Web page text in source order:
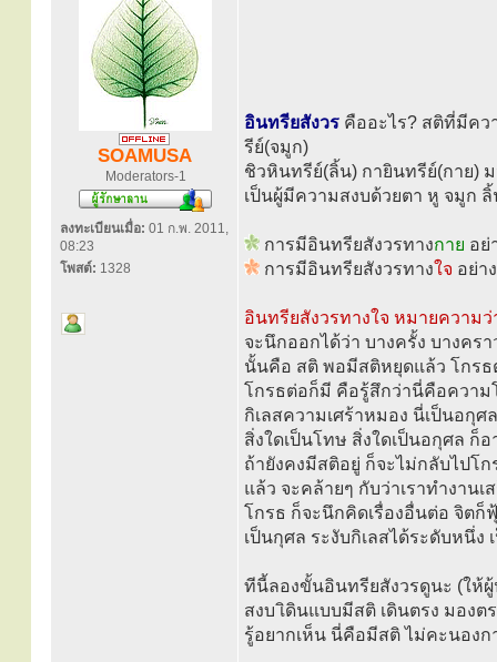
SOAMUSA
Moderators-1
ลงทะเบียนเมื่อ: 01 ก.พ. 2011,
08:23
โพสต์: 1328
อินทรียสังวร คืออะไร? สติที่มีค
รีย์(จมูก)
ชิวหินทรีย์(ลิ้น) กายินทรีย์(กาย)
เป็นผู้มีความสงบด้วยตา หู จมูก
การมีอินทรียสังวรทางกาย อย่
การมีอินทรียสังวรทางใจ อย่า
อินทรียสังวรทางใจ หมายความ
จะนึกออกได้ว่า บางครั้ง บางค
นั้นคือ สติ พอมีสติหยุดแล้ว โกรธ
โกรธต่อก็มี คือรู้สึกว่านี่คือควา
กิเลสความเศร้าหมอง นี่เป็นอกุ
สิ่งใดเป็นโทษ สิ่งใดเป็นอกุศล
ถ้ายังคงมีสติอยู่ ก็จะไม่กลับไปโ
แล้ว จะคล้ายๆ กับว่าเราทำงาน
โกรธ ก็จะนึกคิดเรื่องอื่นต่อ จิตก็
เป็นกุศล ระงับกิเลสได้ระดับหนึ่ง
ทีนี้ลองขั้นอินทรียสังวรดูนะ (ให้
สงบ เิดินแบบมีสติ เดินตรง มอง
รู้อยากเห็น นี่คือมีสติ ไม่คะนอง